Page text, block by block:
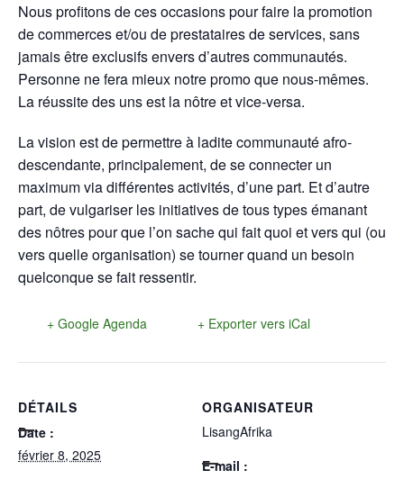
Nous profitons de ces occasions pour faire la promotion
de commerces et/ou de prestataires de services, sans
jamais être exclusifs envers d’autres communautés.
Personne ne fera mieux notre promo que nous-mêmes.
La réussite des uns est la nôtre et vice-versa.
La vision est de permettre à ladite communauté afro-
descendante, principalement, de se connecter un
maximum via différentes activités, d’une part. Et d’autre
part, de vulgariser les initiatives de tous types émanant
des nôtres pour que l’on sache qui fait quoi et vers qui (ou
vers quelle organisation) se tourner quand un besoin
quelconque se fait ressentir.
+ Google Agenda + Exporter vers iCal
DÉTAILS
Date :
février 8, 2025
ORGANISATEUR
LisangAfrika
E-mail :